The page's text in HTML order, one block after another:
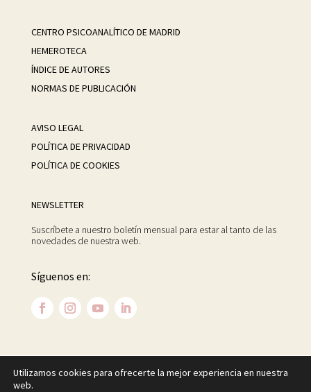
CENTRO PSICOANALÍTICO DE MADRID
HEMEROTECA
ÍNDICE DE AUTORES
NORMAS DE PUBLICACIÓN
AVISO LEGAL
POLÍTICA DE PRIVACIDAD
POLÍTICA DE COOKIES
NEWSLETTER
Suscríbete a nuestro boletín mensual para estar al tanto de las
novedades de nuestra web.
Síguenos en:
©2026 Centro Psicoanalítico de Madrid. Todos los
Utilizamos cookies para ofrecerte la mejor experiencia en nuestra
web.